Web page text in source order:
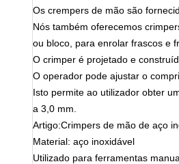
Os crempers de mão são
Nós também oferecemos
ou bloco, para enrolar frascos e
O crimper é projetado e
O operador pode ajustar o
Isto permite ao utilizador obter
a 3,0 mm.
Artigo:Crimpers de mão de aço
Material: aço inoxidável
Utilizado para ferramentas